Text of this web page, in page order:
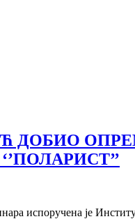
ДОБИО
испоручена је